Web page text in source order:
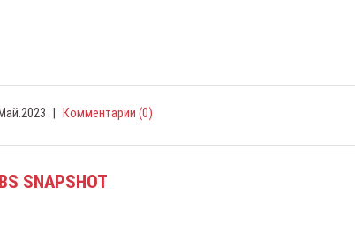
Комментарии (0)
SNAPSHOT